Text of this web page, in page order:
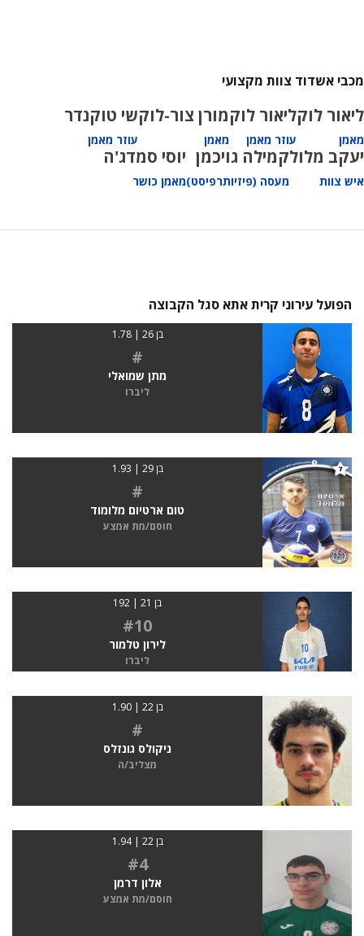
מכבי אשדוד צוות מקצועי
ליאור לוק
מאמן
ליאור לוק
עוזר מאמן
מורן צור-לוק
מאמן
שי טוקנדר
עוזר מאמן
יעקב מלול
איש צוות
קמילה גויכמן
מעסה (פיזיותרפיסט)
יוסי סמדג'ה
מאמן כושר
הפועל עירוני קרית אתא סגל הקבוצה
בן 26 | 1.78
#
מתן שמואלי
ליברו
בן 29 | 1.93
#
טום ארטיום מלומוד
חוסם/מת אמצע
בן 21 | 192
#10
לירון טלמור
ליברו
בן 22 | 1.90
#
ניקולס גונזלס
מצליב/ה
בן 22 | 1.94
#4
אלון דרמן
חוסם/מת אמצע